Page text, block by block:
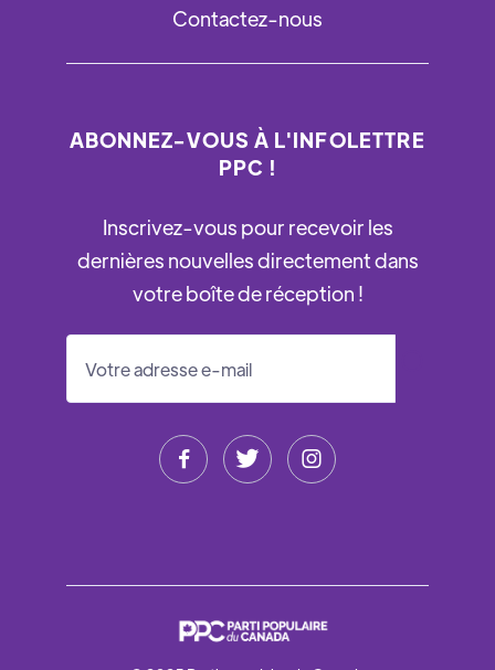
Contactez-nous
ABONNEZ-VOUS À L'INFOLETTRE
PPC !
Inscrivez-vous pour recevoir les
dernières nouvelles directement dans
votre boîte de réception !
  